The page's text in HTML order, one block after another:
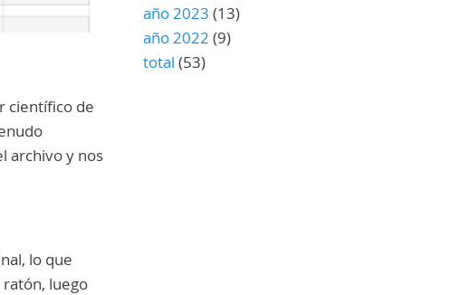
científico de
archivo y nos
lo que
luego
año 2023 (13)
año 2022 (9)
total (53)